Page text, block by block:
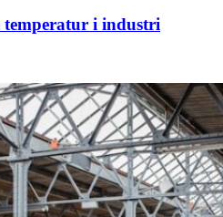
temperatur i industri